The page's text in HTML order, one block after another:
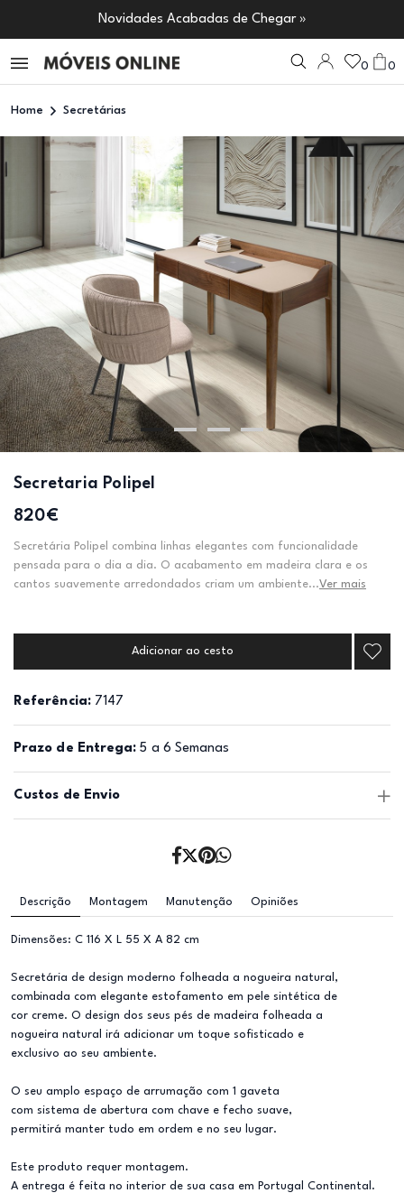
Novidades Acabadas de Chegar »
0 0
Home Secretárias
Secretaria Polipel
820€
Secretária Polipel combina linhas elegantes com funcionalidade
pensada para o dia a dia. O acabamento em madeira clara e os
cantos suavemente arredondados criam um ambiente...Ver mais
Adicionar ao cesto
Referência: 7147
Prazo de Entrega: 5 a 6 Semanas
Custos de Envio
Descrição Montagem Manutenção Opiniões
Dimensões: C 116 X L 55 X A 82 cm
Secretária de design moderno folheada a nogueira natural,
combinada com elegante estofamento em pele sintética de
cor creme. O design dos seus pés de madeira folheada a
nogueira natural irá adicionar um toque sofisticado e
exclusivo ao seu ambiente.
O seu amplo espaço de arrumação com 1 gaveta
com sistema de abertura com chave e fecho suave,
permitirá manter tudo em ordem e no seu lugar.
Este produto requer montagem.
A entrega é feita no interior de sua casa em Portugal Continental.